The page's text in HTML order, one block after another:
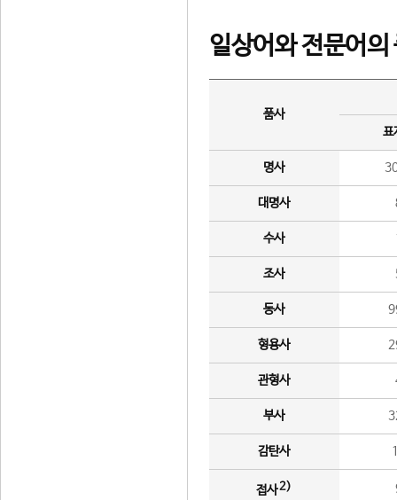
일상어와 전문어의
품사
표
명사
대명사
수사
조사
동사
형용사
관형사
부사
감탄사
접사2)